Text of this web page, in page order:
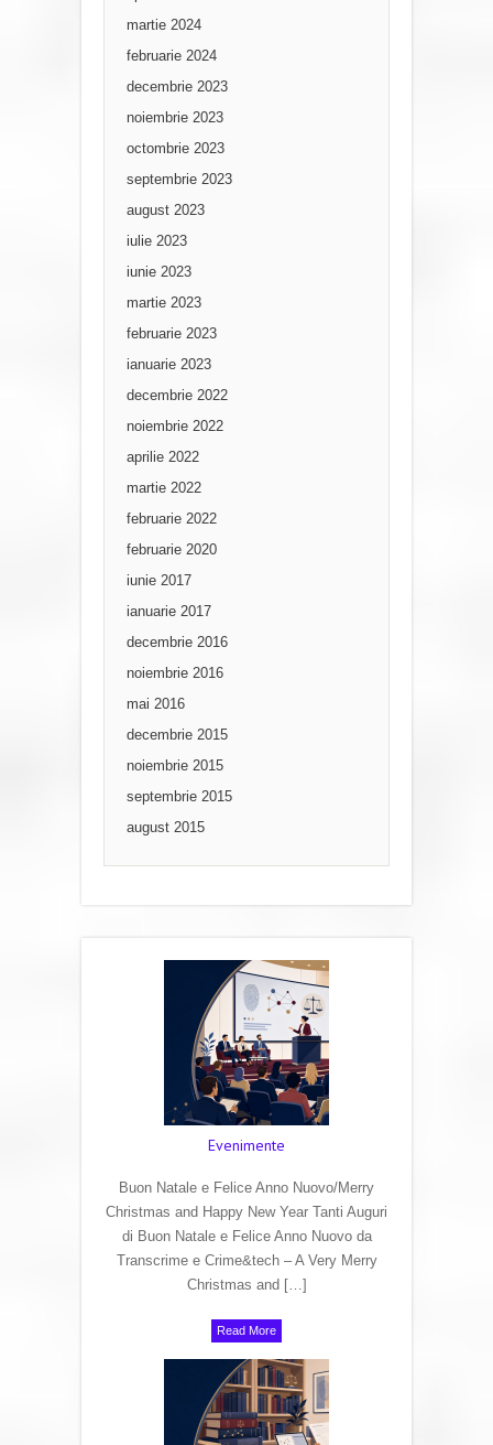
martie 2024
februarie 2024
decembrie 2023
noiembrie 2023
octombrie 2023
septembrie 2023
august 2023
iulie 2023
iunie 2023
martie 2023
februarie 2023
ianuarie 2023
decembrie 2022
noiembrie 2022
aprilie 2022
martie 2022
februarie 2022
februarie 2020
iunie 2017
ianuarie 2017
decembrie 2016
noiembrie 2016
mai 2016
decembrie 2015
noiembrie 2015
septembrie 2015
august 2015
Evenimente
Buon Natale e Felice Anno Nuovo/Merry
Christmas and Happy New Year Tanti Auguri
di Buon Natale e Felice Anno Nuovo da
Transcrime e Crime&tech – A Very Merry
Christmas and […]
Read More